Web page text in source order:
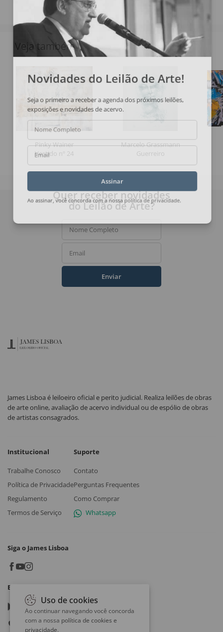
Veja também
Pinky Wainer
Vestido nº 24
Marcelo Grassmann
Guerreiro
Novidades do Leilão de Arte!
Seja o primeiro a receber a agenda dos próximos leilões,
exposições e novidades de acervo.
Nome Completo
Email
Assinar
Ao assinar, você concorda com a nossapolítica de privacidade
Quer receber novidades
do Leilão de Arte?
Nome Completo
Email
Enviar
James Lisboa é leiloeiro oficial e perito judicial. Realiza leilões de obras
de arte online, avaliação de acervo individual ou de espólio de obras
de artistas consagrados.
Institucional
Trabalhe Conosco
Política de Privacidade
Regulamento
Termos de Serviço
Suporte
Contato
Perguntas Frequentes
Como Comprar
Whatsapp
Siga o James Lisboa
Baixe o App
Google play
App store
Uso de cookies
Ao continuar navegando você concorda
com a nossa política de cookies e
privacidade.